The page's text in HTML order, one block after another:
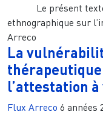
Le présent texte
ethnographique sur
Arreco
La
l’attestation
Flux Arreco 6 années